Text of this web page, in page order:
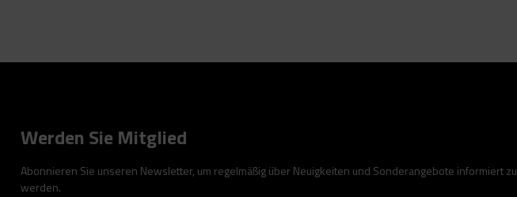
Werden Sie Mitglied
Abonnieren Sie unseren Newsletter, um regelmäßig über Neuigkeiten und Sonderangebote informiert zu
werden.